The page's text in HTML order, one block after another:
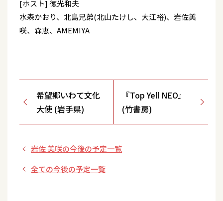
[ホスト] 徳光和夫
水森かおり、北島兄弟(北山たけし、大江裕)、岩佐美
咲、森恵、AMEMIYA
希望郷いわて文化
大使 (岩手県)
『Top Yell NEO』
(竹書房)
岩佐 美咲の今後の予定一覧
全ての今後の予定一覧